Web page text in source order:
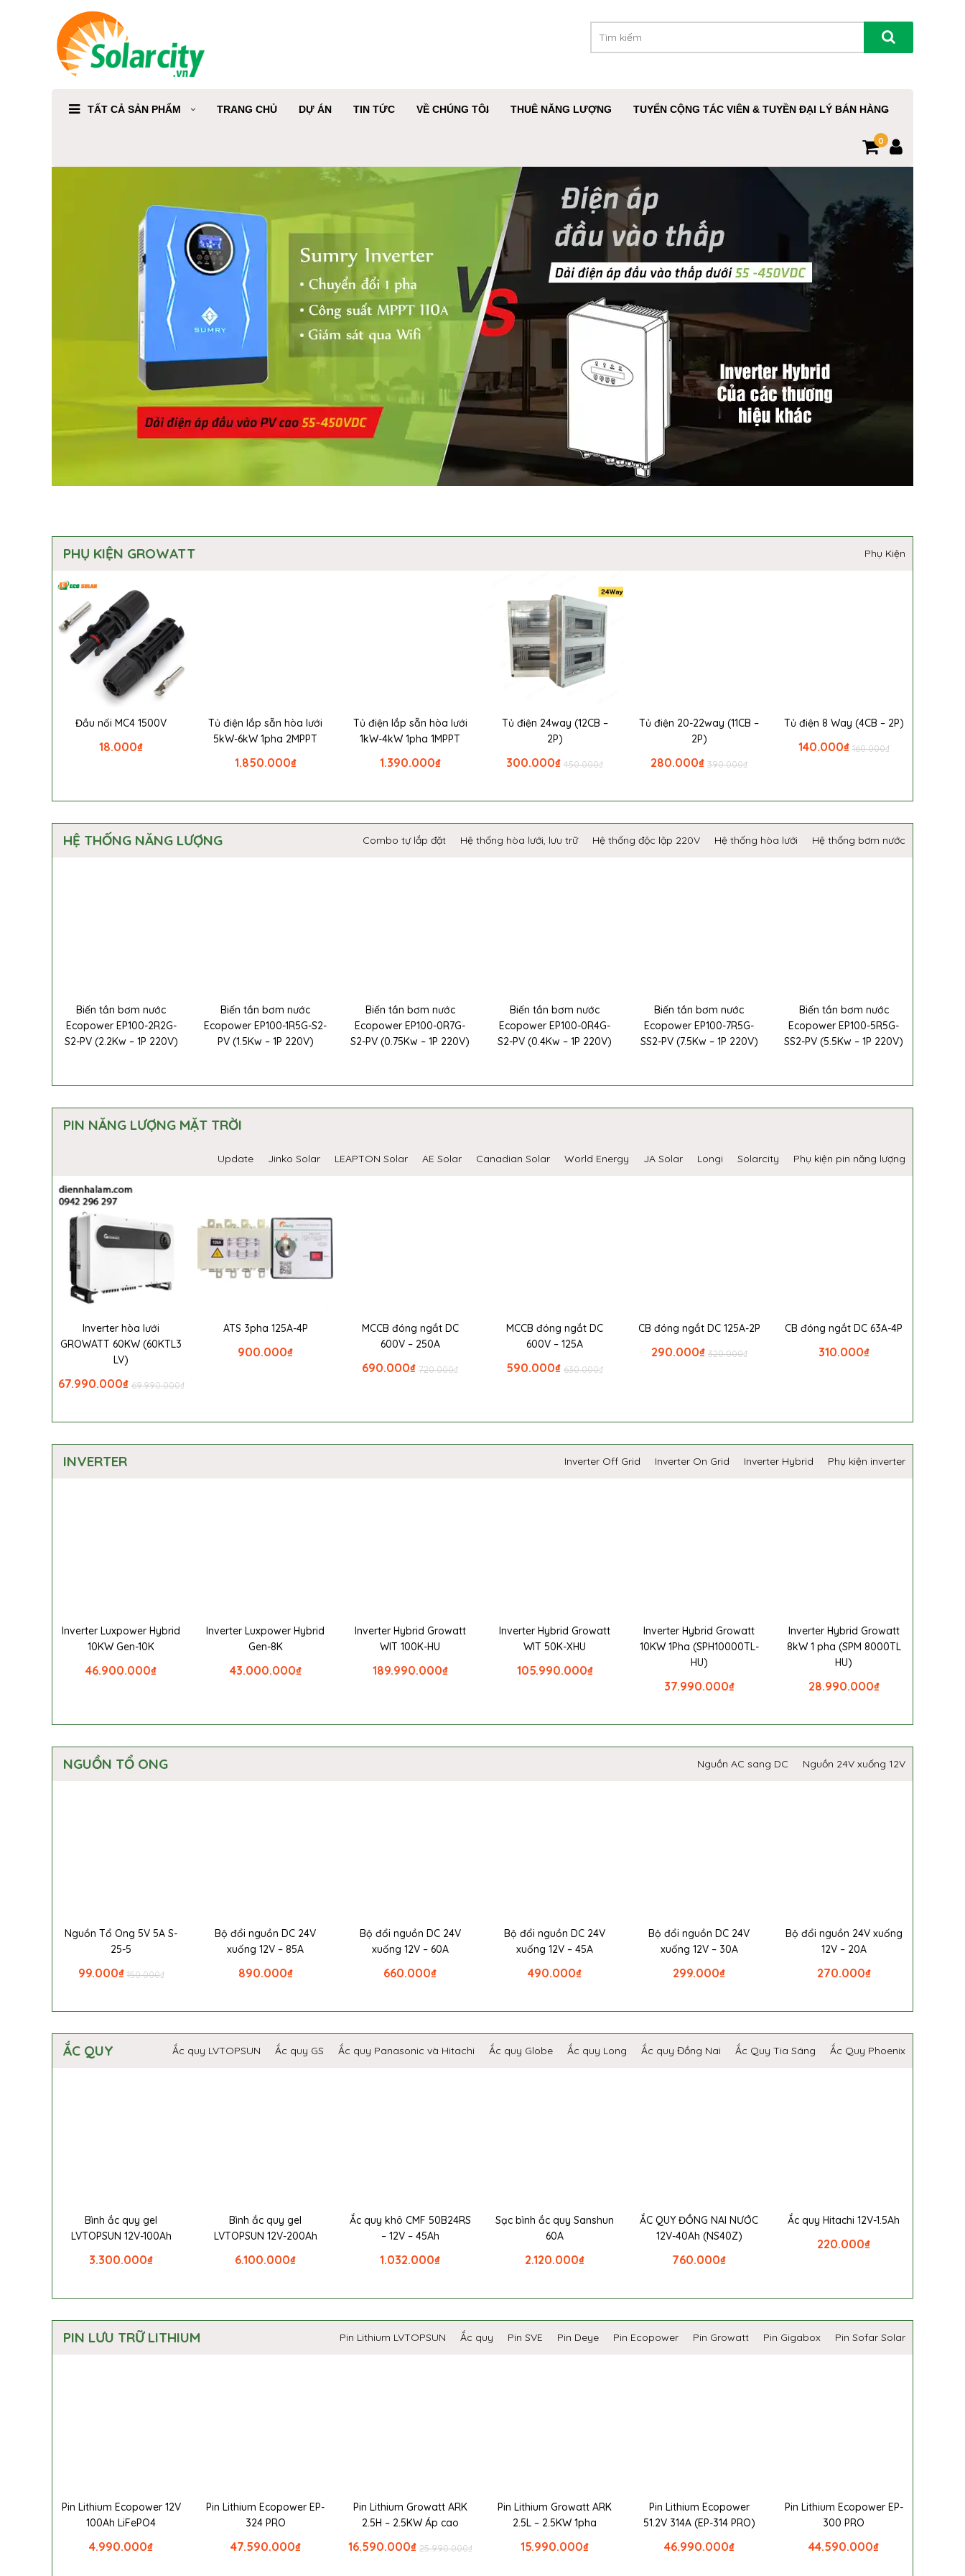
TẤT CẢ SẢN PHẨM TRANG CHỦ DỰ ÁN TIN TỨC VỀ CHÚNG TÔI THUÊ NĂNG LƯỢNG TUYỂN CỘNG TÁC VIÊN & TUYỀN ĐẠI LÝ BÁN HÀNG
0
PHỤ KIỆN GROWATT Phụ Kiện
Đầu nối MC4 1500V
₫
18.000
Tủ điện lắp sẵn hòa lưới
5kW-6kW 1pha 2MPPT
₫
1.850.000
Tủ điện lắp sẵn hòa lưới
1kW-4kW 1pha 1MPPT
₫
1.390.000
Tủ điện 24way (12CB –
2P)
₫
450.000
₫
300.000
Tủ điện 20-22way (11CB –
2P)
₫
390.000
₫
280.000
Tủ điện 8 Way (4CB – 2P)
₫
160.000
₫
140.000
HỆ THỐNG NĂNG LƯỢNG Combo tự lắp đặt Hệ thống hòa lưới, lưu trữ Hệ thống độc lập 220V Hệ thống hòa lưới Hệ thống bơm nước
Biến tần bơm nước
Ecopower EP100-2R2G-
S2-PV (2.2Kw – 1P 220V)
Biến tần bơm nước
Ecopower EP100-1R5G-S2-
PV (1.5Kw – 1P 220V)
Biến tần bơm nước
Ecopower EP100-0R7G-
S2-PV (0.75Kw – 1P 220V)
Biến tần bơm nước
Ecopower EP100-0R4G-
S2-PV (0.4Kw – 1P 220V)
Biến tần bơm nước
Ecopower EP100-7R5G-
SS2-PV (7.5Kw – 1P 220V)
Biến tần bơm nước
Ecopower EP100-5R5G-
SS2-PV (5.5Kw – 1P 220V)
PIN NĂNG LƯỢNG MẶT TRỜI
Update Jinko Solar LEAPTON Solar AE Solar Canadian Solar World Energy JA Solar Longi Solarcity Phụ kiện pin năng lượng
Inverter hòa lưới
GROWATT 60KW (60KTL3
LV)
₫
69.990.000
₫
67.990.000
ATS 3pha 125A-4P
₫
900.000
MCCB đóng ngắt DC
600V – 250A
₫
720.000
₫
690.000
MCCB đóng ngắt DC
600V – 125A
₫
630.000
₫
590.000
CB đóng ngắt DC 125A-2P
₫
320.000
₫
290.000
CB đóng ngắt DC 63A-4P
₫
310.000
INVERTER Inverter Off Grid Inverter On Grid Inverter Hybrid Phụ kiện inverter
Inverter Luxpower Hybrid
10KW Gen-10K
₫
46.900.000
Inverter Luxpower Hybrid
Gen-8K
₫
43.000.000
Inverter Hybrid Growatt
WIT 100K-HU
₫
189.990.000
Inverter Hybrid Growatt
WIT 50K-XHU
₫
105.990.000
Inverter Hybrid Growatt
10KW 1Pha (SPH10000TL-
HU)
₫
37.990.000
Inverter Hybrid Growatt
8kW 1 pha (SPM 8000TL
HU)
₫
28.990.000
NGUỒN TỔ ONG Nguồn AC sang DC Nguồn 24V xuống 12V
Nguồn Tổ Ong 5V 5A S-
25-5
₫
150.000
₫
99.000
Bộ đổi nguồn DC 24V
xuống 12V – 85A
₫
890.000
Bộ đổi nguồn DC 24V
xuống 12V – 60A
₫
660.000
Bộ đổi nguồn DC 24V
xuống 12V – 45A
₫
490.000
Bộ đổi nguồn DC 24V
xuống 12V – 30A
₫
299.000
Bộ đổi nguồn 24V xuống
12V – 20A
₫
270.000
ẮC QUY Ắc quy LVTOPSUN Ắc quy GS Ắc quy Panasonic và Hitachi Ắc quy Globe Ắc quy Long Ắc quy Đồng Nai Ắc Quy Tia Sáng Ắc Quy Phoenix
Bình ắc quy gel
LVTOPSUN 12V-100Ah
₫
3.300.000
Bình ắc quy gel
LVTOPSUN 12V-200Ah
₫
6.100.000
Ắc quy khô CMF 50B24RS
– 12V – 45Ah
₫
1.032.000
Sạc bình ắc quy Sanshun
60A
₫
2.120.000
ẮC QUY ĐỒNG NAI NƯỚC
12V-40Ah (NS40Z)
₫
760.000
Ắc quy Hitachi 12V-1.5Ah
₫
220.000
PIN LƯU TRỮ LITHIUM Pin Lithium LVTOPSUN Ắc quy Pin SVE Pin Deye Pin Ecopower Pin Growatt Pin Gigabox Pin Sofar Solar
Pin Lithium Ecopower 12V
100Ah LiFePO4
₫
4.990.000
Pin Lithium Ecopower EP-
324 PRO
₫
47.590.000
Pin Lithium Growatt ARK
2.5H – 2.5KW Áp cao
₫
25.990.000
₫
16.590.000
Pin Lithium Growatt ARK
2.5L – 2.5KW 1pha
₫
15.990.000
Pin Lithium Ecopower
51.2V 314A (EP-314 PRO)
₫
46.990.000
Pin Lithium Ecopower EP-
300 PRO
₫
44.590.000